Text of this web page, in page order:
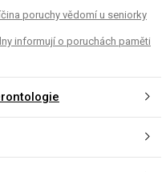
poruchy vědomí u seniorky
informují o poruchách paměti